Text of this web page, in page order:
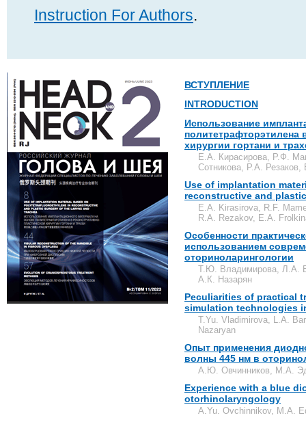
Instruction For Authors.
ВСТУПЛЕНИЕ
INTRODUCTION
Использование
политетрафторэтилена
хирургии гортани и
Е.А. Кирасирова, Р.Ф.
Сотникова, Р.А.
Use of implantation
reconstructive and
E.A. Kirasirova, R.F.
R.A. Rezakov, E.A.
Особенности
использованием
оториноларингологии
Т.Ю. Владимирова, Л.А.
А.К. Назарян
Peculiarities of practical
simulation technologies
T.Yu. Vladimirova, L.A.
Nazaryan
Опыт применения
волны 445 нм в
А.Ю. Овчинников, М.А.
Experience with a blue
otorhinolaryngology
A.Yu. Ovchinnikov, M.A.